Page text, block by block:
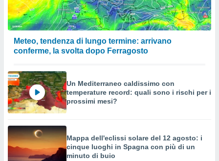
Meteo, tendenza di lungo termine: arrivano
conferme, la svolta dopo Ferragosto
Un Mediterraneo caldissimo con
temperature record: quali sono i rischi per i
prossimi mesi?
Mappa dell'eclissi solare del 12 agosto: i
cinque luoghi in Spagna con più di un
minuto di buio